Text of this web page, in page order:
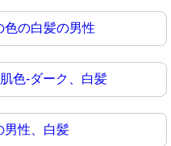
色の白髪の男性
色-ダーク、白髪
男性、白髪